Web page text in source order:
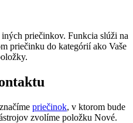
priečinkov. Funkcia slúži na
priečinku do kategórií ako Vaše
priečinok, v ktorom bude
zvolíme položku Nové.